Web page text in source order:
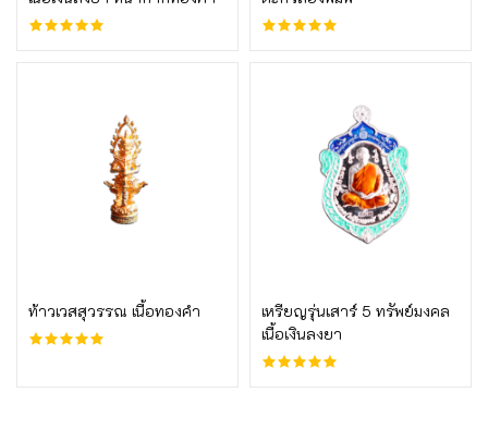
ท้าวเวสสุวรรณ เนื้อทองคำ
บูชาเลย
เหรียญรุ่นเสาร์ 5 ทรัพย์มงคล
เนื้อเงินลงยา
บูชาเลย